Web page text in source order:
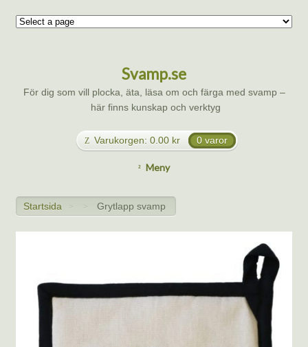
Svamp.se
För dig som vill plocka, äta, läsa om och färga med svamp –
här finns kunskap och verktyg
Varukorgen: 0.00 kr 0 varor
Meny
Startsida > > Grytlapp svamp